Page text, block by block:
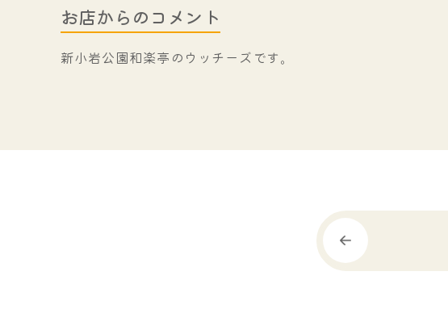
お店からのコメント
新小岩公園和楽亭のウッチーズです。